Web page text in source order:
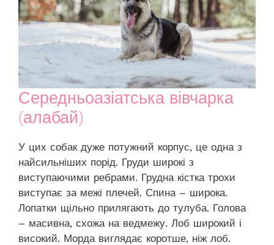
Середньоазіатська вівчарка
(алабай)
У цих собак дуже потужний корпус, це одна з
найсильніших порід. Груди широкі з
виступаючими ребрами. Грудна кістка трохи
виступає за межі плечей. Спина – широка.
Лопатки щільно прилягають до тулуба. Голова
– масивна, схожа на ведмежу. Лоб широкий і
високий. Морда виглядає коротше, ніж лоб.